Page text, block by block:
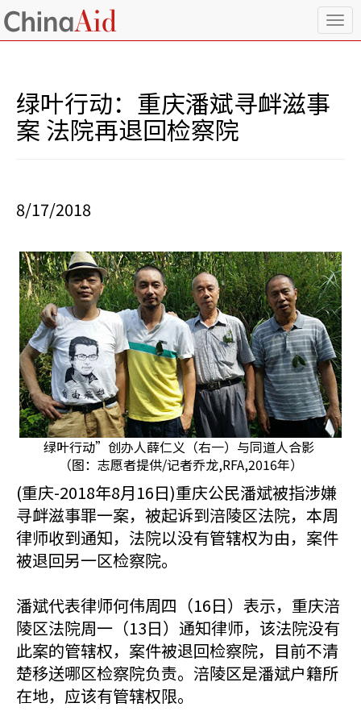
T
o
o
n
绿叶行动：重庆潘斌寻衅滋事
案 法院再退回检察院
8/17/2018
绿叶行动”创办人薛仁义（右一）与同道人合影
（图：志愿者提供/记者乔龙,RFA,2016年）
(重庆-2018年8月16日)重庆公民潘斌被指涉嫌
寻衅滋事罪一案，被起诉到涪陵区法院，本周
律师收到通知，法院以没有管辖权为由，案件
被退回另一区检察院。
潘斌代表律师何伟周四（16日）表示，重庆涪
陵区法院周一（13日）通知律师，该法院没有
此案的管辖权，案件被退回检察院，目前不清
楚移送哪区检察院负责。涪陵区是潘斌户籍所
在地，应该有管辖权限。